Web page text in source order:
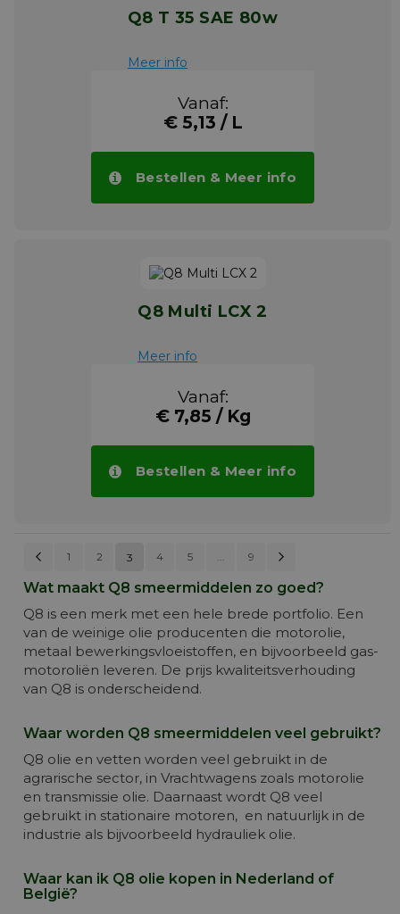
Q8 T 35 SAE 80w
Meer info
Vanaf:
€ 5,13 / L
Bestellen & Meer info
Q8 Multi LCX 2
Meer info
Vanaf:
€ 7,85 / Kg
Bestellen & Meer info
PAGINAPagina
Vorige Pagina
1 Pagina
2 U lees momenteel pagina
3 Pagina
4 5 ... 9
Wat maakt Q8 smeermiddelen zo goed?
Q8 is een merk met een hele brede portfolio. Een
van de weinige olie producenten die motorolie,
metaal bewerkingsvloeistoffen, en bijvoorbeeld gas-
motoroliën leveren. De prijs kwaliteitsverhouding
van Q8 is onderscheidend.
Waar worden Q8 smeermiddelen veel gebruikt?
Q8 olie en vetten worden veel gebruikt in de
agrarische sector, in Vrachtwagens zoals motorolie
en transmissie olie. Daarnaast wordt Q8 veel
gebruikt in stationaire motoren, en natuurlijk in de
industrie als bijvoorbeeld hydrauliek olie.
Waar kan ik Q8 olie kopen in Nederland of
België?